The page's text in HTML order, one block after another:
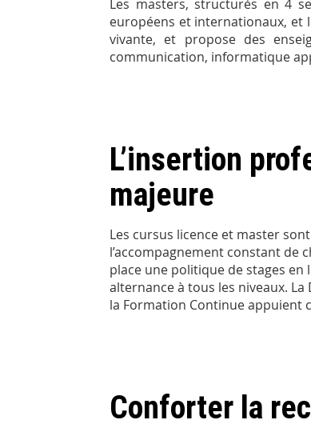
Les masters, structurés en 4
européens et internationaux, et
vivante, et propose des
communication, informatique
L’insertion
majeure
Les cursus licence et master
l’accompagnement constant de
place une politique de stages
alternance à tous les niveaux. La
la Formation Continue appuient
Conforter la